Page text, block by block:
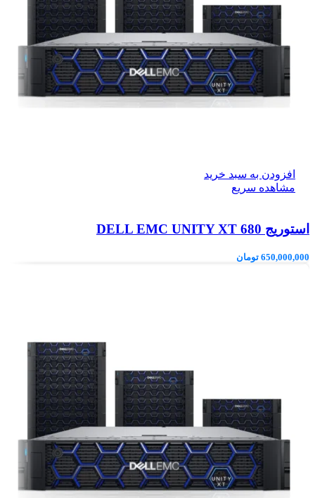
افزودن به سبد خرید
مشاهده سریع
استوریج DELL EMC UNITY XT 680
650,000,000 تومان